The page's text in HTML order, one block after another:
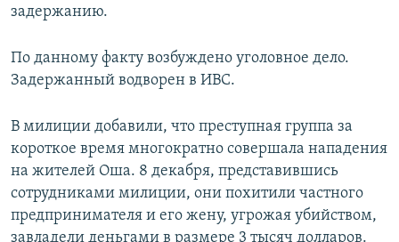
задержанию.
По данному факту возбуждено уголовное дело.
Задержанный водворен в ИВС.
В милиции добавили, что преступная группа за
короткое время многократно совершала нападения
на жителей Оша. 8 декабря, представившись
сотрудниками милиции, они похитили частного
предпринимателя и его жену, угрожая убийством,
завладели деньгами в размере 3 тысяч долларов.